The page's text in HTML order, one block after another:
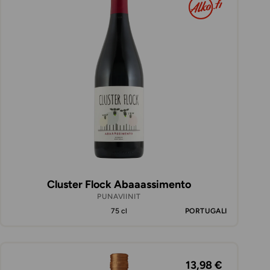
Cluster Flock Abaaassimento
PUNAVIINIT
75 cl
PORTUGALI
13,98 €